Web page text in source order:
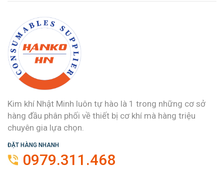
Kim khí Nhật Minh luôn tự hào là 1 trong những cơ sở
hàng đầu phân phối về thiết bị cơ khí mà hàng triệu
chuyên gia lựa chọn.
ĐẶT HÀNG NHANH
0979.311.468